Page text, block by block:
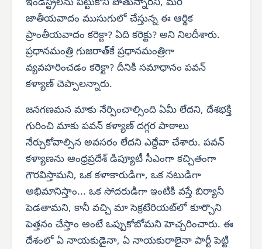
ఇండస్ట్రీలను పట్టుకొని పోతున్నారని, మరి
జాతీయవాదం ముసుగులో చేస్తున్న ఈ ఆర్థిక
ప్రాంతీయవాదం కరెక్టా? ఏది కరెక్టు? అని నిలదీశారు.
ప్రధానమంత్రి గుజరాత్‌కే ప్రధానమంత్రిగా
వ్యవహరించడం కరెక్టా? దీనికి సమాధానం పవన్
కళ్యాణ్ చెప్పాలన్నారు.
జనగణమన మాకు నేర్పించాల్సింది ఏమీ లేదని, దేశభక్తి
గురించి మాకు పవన్ కళ్యాణ్ దగ్గర పాఠాలు
నేర్చుకోవాల్సిన అవసరం లేదని ఎద్దేవా చేశారు. పవన్
కళ్యాణను ఆంధ్రప్రదేశ్ డిప్యూటీ సీఎంగా కచ్చితంగా
గౌరవిస్తామని, ఒక కళాకారుడిగా, ఒక నటుడిగా
అభిమానిస్తాం... ఒక సోదరుడిగా ఇంటికి వస్తే బిర్యానీ
పెడతామని, కానీ వచ్చి మా సెక్రటేరియట్‌లో కూర్చొని
పెత్తనం చేస్తాం అంటే ఒప్పుకోబోమని హెచ్చరించారు. ఈ
దేశంలో ఏ నాయకుడైనా, ఏ నాయకురాలైనా పార్టీ పెట్టి